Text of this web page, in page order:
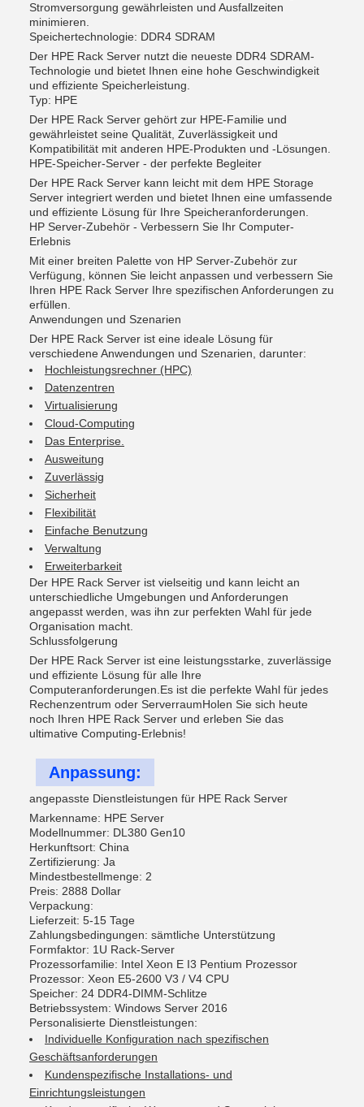
Stromversorgung gewährleisten und Ausfallzeiten
minimieren.
Speichertechnologie: DDR4 SDRAM
Der HPE Rack Server nutzt die neueste DDR4 SDRAM-
Technologie und bietet Ihnen eine hohe Geschwindigkeit
und effiziente Speicherleistung.
Typ: HPE
Der HPE Rack Server gehört zur HPE-Familie und
gewährleistet seine Qualität, Zuverlässigkeit und
Kompatibilität mit anderen HPE-Produkten und -Lösungen.
HPE-Speicher-Server - der perfekte Begleiter
Der HPE Rack Server kann leicht mit dem HPE Storage
Server integriert werden und bietet Ihnen eine umfassende
und effiziente Lösung für Ihre Speicheranforderungen.
HP Server-Zubehör - Verbessern Sie Ihr Computer-
Erlebnis
Mit einer breiten Palette von HP Server-Zubehör zur
Verfügung, können Sie leicht anpassen und verbessern Sie
Ihren HPE Rack Server Ihre spezifischen Anforderungen zu
erfüllen.
Anwendungen und Szenarien
Der HPE Rack Server ist eine ideale Lösung für
verschiedene Anwendungen und Szenarien, darunter:
Hochleistungsrechner (HPC)
Datenzentren
Virtualisierung
Cloud-Computing
Das Enterprise.
Ausweitung
Zuverlässig
Sicherheit
Flexibilität
Einfache Benutzung
Verwaltung
Erweiterbarkeit
Der HPE Rack Server ist vielseitig und kann leicht an
unterschiedliche Umgebungen und Anforderungen
angepasst werden, was ihn zur perfekten Wahl für jede
Organisation macht.
Schlussfolgerung
Der HPE Rack Server ist eine leistungsstarke, zuverlässige
und effiziente Lösung für alle Ihre
Computeranforderungen.Es ist die perfekte Wahl für jedes
Rechenzentrum oder ServerraumHolen Sie sich heute
noch Ihren HPE Rack Server und erleben Sie das
ultimative Computing-Erlebnis!
Anpassung:
angepasste Dienstleistungen für HPE Rack Server
Markenname: HPE Server
Modellnummer: DL380 Gen10
Herkunftsort: China
Zertifizierung: Ja
Mindestbestellmenge: 2
Preis: 2888 Dollar
Verpackung:
Lieferzeit: 5-15 Tage
Zahlungsbedingungen: sämtliche Unterstützung
Formfaktor: 1U Rack-Server
Prozessorfamilie: Intel Xeon E I3 Pentium Prozessor
Prozessor: Xeon E5-2600 V3 / V4 CPU
Speicher: 24 DDR4-DIMM-Schlitze
Betriebssystem: Windows Server 2016
Personalisierte Dienstleistungen:
Individuelle Konfiguration nach spezifischen
Geschäftsanforderungen
Kundenspezifische Installations- und
Einrichtungsleistungen